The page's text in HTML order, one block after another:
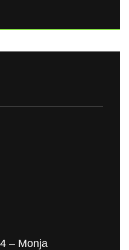
– Monja